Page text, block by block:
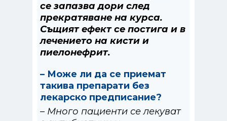
се запазва дори след
прекратяване на курса.
Същият ефект се постига и в
лечението на кисти и
пиелонефрит.
– Може ли да се приемат
такива препарати без
лекарско предписание?
– Много пациенти се лекуват